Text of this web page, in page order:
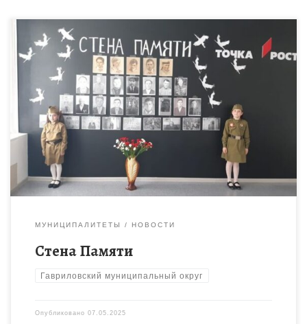
Всероссийская акция «Стена Памяти»— это живой памятник
нашим землякам! В 2023 году Всероссийское общественное
движение «Волонтеры Победы» предложило провести акцию
«Стена памяти». Она стала новой […]
МУНИЦИПАЛИТЕТЫ НОВОСТИ
Стена Памяти
Гавриловский муниципальный округ
Опубликовано 07.05.2025